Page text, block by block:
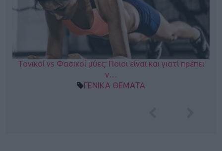
Τονικοί vs Φασικοί μύες: Ποιοι είναι και γιατί πρέπει
ν…
ΓΕΝΙΚΑ ΘΕΜΑΤΑ